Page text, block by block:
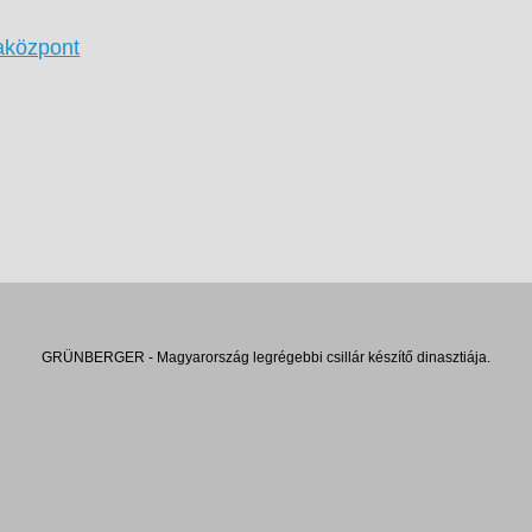
GRÜNBERGER - Magyarország legrégebbi csillár készítő dinasztiája.